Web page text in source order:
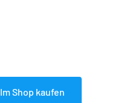
Im Shop kaufen